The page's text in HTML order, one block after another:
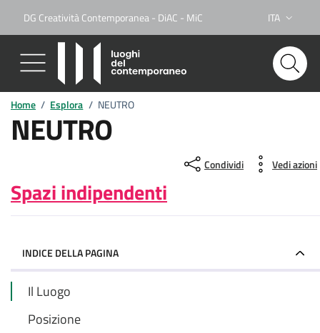
DG Creatività Contemporanea - DiAC - MiC Lingua
ITA
Home / Esplora / NEUTRO
NEUTRO
Condividi Vedi azioni
Spazi indipendenti
INDICE DELLA PAGINA
Il Luogo
Posizione